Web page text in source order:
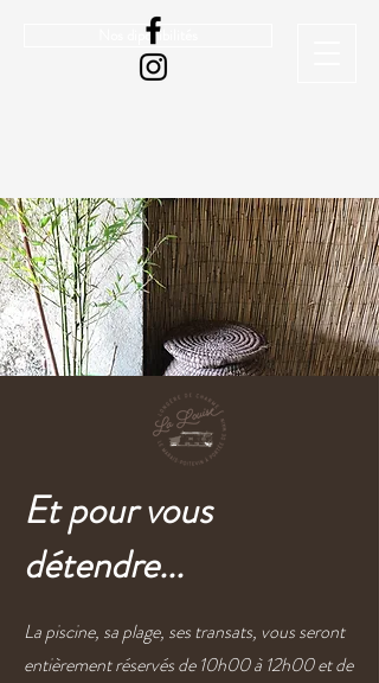
Nos diponibilités
Et pour vous
détendre...
La piscine, sa plage, ses transats, vous seront
entièrement réservés de 10h00 à 12h00 et de